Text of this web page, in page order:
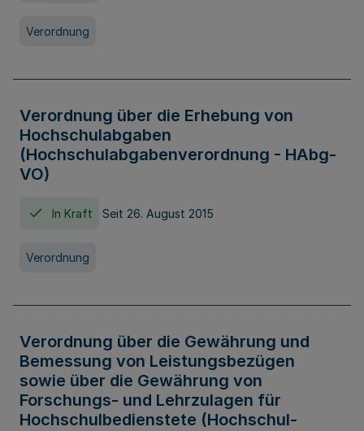
Verordnung
Verordnung über die Erhebung von
Hochschulabgaben
(Hochschulabgabenverordnung - HAbg-
VO)
In Kraft Seit 26. August 2015
Verordnung
Verordnung über die Gewährung und
Bemessung von Leistungsbezügen
sowie über die Gewährung von
Forschungs- und Lehrzulagen für
Hochschulbedienstete (Hochschul-